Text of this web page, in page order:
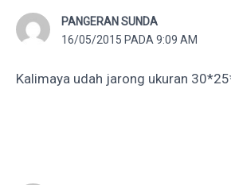
PANGERAN SUNDA
16/05/2015 PADA 9:09 AM
Kalimaya udah jarong ukuran